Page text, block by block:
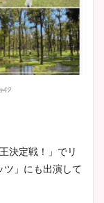
決定戦！」でリ
ツ」にも出演して